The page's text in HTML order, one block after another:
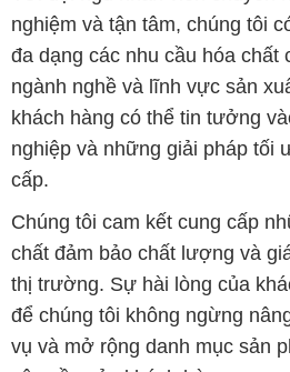
nghiệp và những giải pháp tối
cấp.
Chúng tôi cam kết cung cấp
chất đảm bảo chất lượng và
thị trường. Sự hài lòng của
để chúng tôi không ngừng
vụ và mở rộng danh mục sản
yêu cầu của khách hàng.
Để biết thêm thông tin chi tiết
khách hàng có thể truy cập
tôi tại địa chỉ